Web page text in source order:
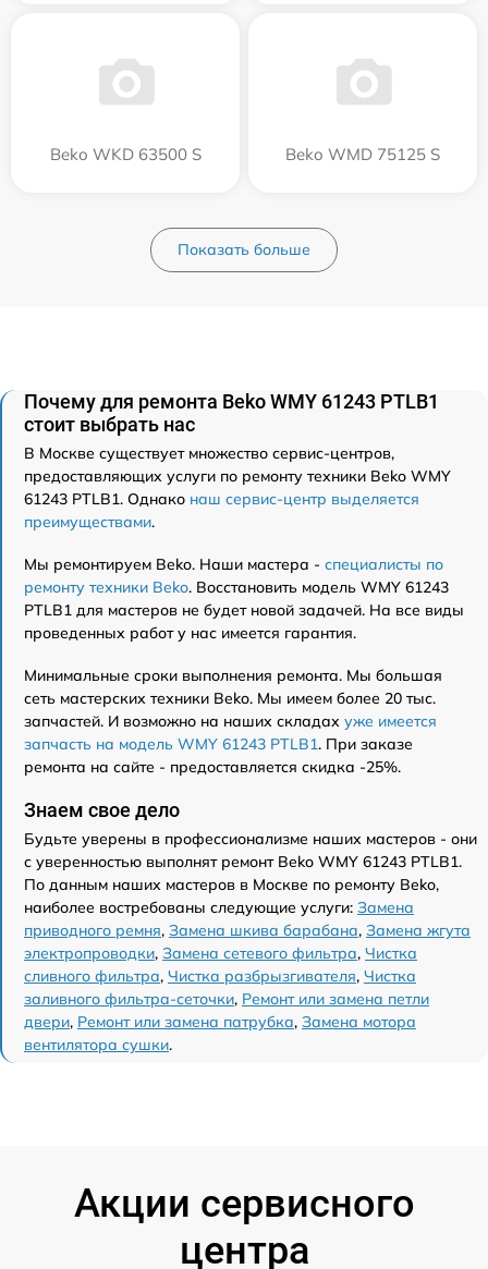
Beko WKD 63500 S Beko WMD 75125 S
Показать больше
Почему для ремонта Beko WMY 61243 PTLB1
стоит выбрать нас
В Москве существует множество сервис-центров,
предоставляющих услуги по ремонту техники Beko WMY
61243 PTLB1. Однако наш сервис-центр выделяется
преимуществами.
Мы ремонтируем Beko. Наши мастера - специалисты по
ремонту техники Beko. Восстановить модель WMY 61243
PTLB1 для мастеров не будет новой задачей. На все виды
проведенных работ у нас имеется гарантия.
Минимальные сроки выполнения ремонта. Мы большая
сеть мастерских техники Beko. Мы имеем более 20 тыс.
запчастей. И возможно на наших складах уже имеется
запчасть на модель WMY 61243 PTLB1. При заказе
ремонта на сайте - предоставляется скидка -25%.
Знаем свое дело
Будьте уверены в профессионализме наших мастеров - они
с уверенностью выполнят ремонт Beko WMY 61243 PTLB1.
По данным наших мастеров в Москве по ремонту Beko,
наиболее востребованы следующие услуги: Замена
приводного ремня, Замена шкива барабана, Замена жгута
электропроводки, Замена сетевого фильтра, Чистка
сливного фильтра, Чистка разбрызгивателя, Чистка
заливного фильтра-сеточки, Ремонт или замена петли
двери, Ремонт или замена патрубка, Замена мотора
вентилятора сушки.
Акции сервисного
центра